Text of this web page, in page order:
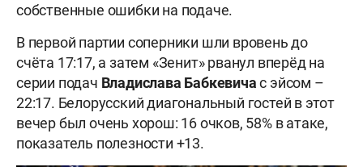
собственные ошибки на подаче.
В первой партии соперники шли вровень до
счёта 17:17, а затем «Зенит» рванул вперёд на
серии подач Владислава Бабкевичас эйсом –
22:17. Белорусский диагональный гостей в этот
вечер был очень хорош: 16 очков, 58% в атаке,
показатель полезности +13.